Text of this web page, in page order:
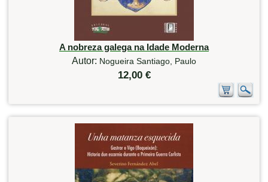
A nobreza galega na Idade Moderna
Autor: Nogueira Santiago, Paulo
12,00 €